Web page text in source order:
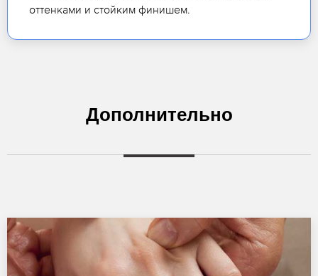
оттенками и стойким финишем.
Дополнительно